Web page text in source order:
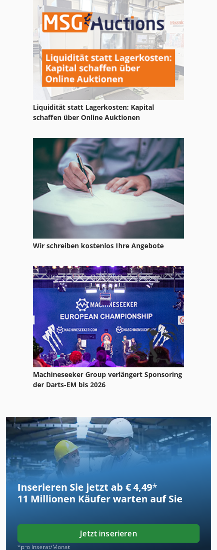
Liquidität statt Lagerkosten: Kapital
schaffen über Online Auktionen
Wir schreiben kostenlos Ihre Angebote
Machineseeker Group verlängert Sponsoring
der Darts-EM bis 2026
Inserieren Sie jetzt ab € 4,49*
11 Millionen Käufer warten auf Sie
Jetzt inserieren
*pro Inserat/Monat